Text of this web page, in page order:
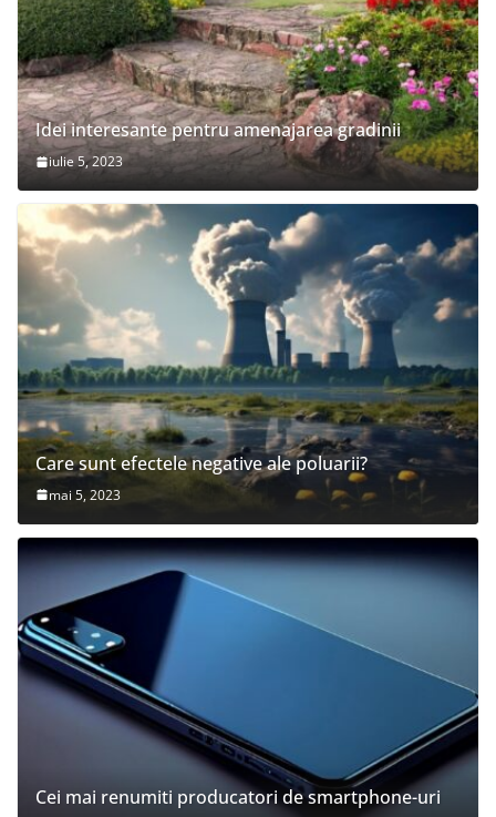
Idei interesante pentru amenajarea gradinii
iulie 5, 2023
Care sunt efectele negative ale poluarii?
mai 5, 2023
Cei mai renumiti producatori de smartphone-uri